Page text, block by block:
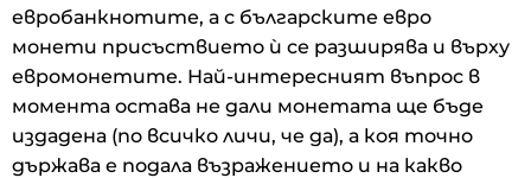
евробанкнотите, а с българските евро
монети присъствието ѝ се разширява и върху
евромонетите. Най-интересният въпрос в
момента остава не дали монетата ще бъде
издадена (по всичко личи, че да), а коя точно
държава е подала възражението и на какво